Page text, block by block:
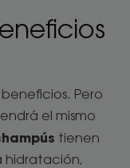
Pero
el mismo
tienen
hidratación,